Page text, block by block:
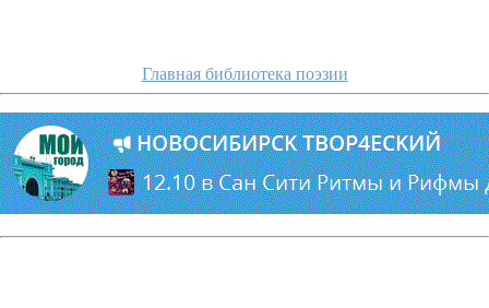
Главная библиотека поэзии